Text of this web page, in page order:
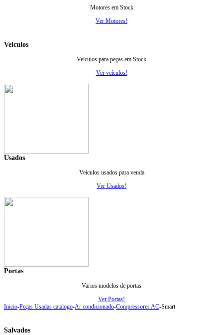
Motores em Stock
Ver Motores!
Veiculos
Veiculos para peças em Stock
Ver veículos!
Usados
Veiculos usados para venda
Ver Usados!
Portas
Varios modelos de portas
Ver Portas!
Inicio-Peças Usadas catalogo-Ar condicionado-Compressores AC-Smart
Salvados